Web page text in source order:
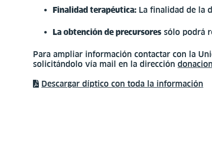
Finalidad terapéutica: La finalidad de la
La obtención de precursores sólo podrá
Para ampliar información contactar con la
solicitándolo vía mail en la dirección
Descargar díptico con toda la información